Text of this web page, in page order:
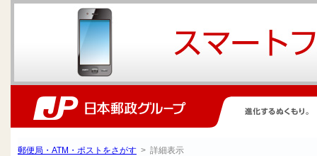
郵便局・ATM・ポストをさがす > 詳細表示